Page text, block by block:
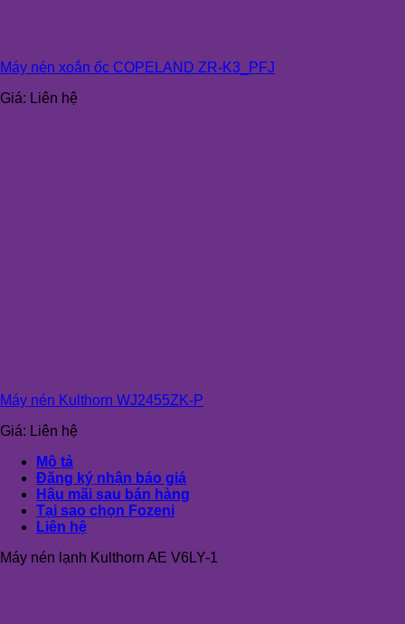
Máy nén xoắn ốc COPELAND ZR-K3_PFJ
Giá: Liên hệ
Máy nén Kulthorn WJ2455ZK-P
Giá: Liên hệ
Mô tả
Đăng ký nhận báo giá
Hậu mãi sau bán hàng
Tại sao chọn Fozeni
Liên hệ
Máy nén lạnh Kulthorn AE V6LY-1